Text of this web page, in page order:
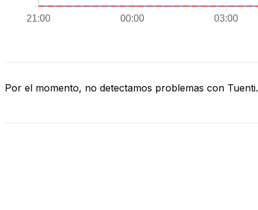
Por el momento, no detectamos problemas con Tuenti.